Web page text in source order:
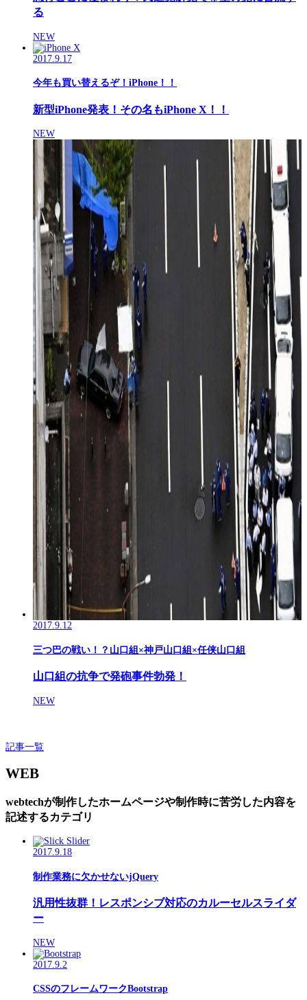
る
NEW
2017.9.17
今年も買い替えるぞ！iPhone！！
新型iPhone発表！その名もiPhone X！！
NEW
2017.9.12
三つ巴の戦い！？山口組×神戸山口組×任侠山口組
山口組の抗争で発砲事件勃発！
NEW
記事一覧
WEB
webtechが制作したホームページや制作時に苦労した内容を
記述するカテゴリ
2017.9.18
制作業務に欠かせないjQuery
汎用性抜群！レスポンシブ対応のカルーセルスライダ
ー
NEW
2017.9.2
CSSのフレームワークBootstrap